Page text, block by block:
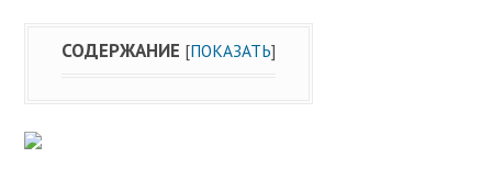
СОДЕРЖАНИЕ [ПОКАЗАТЬ]